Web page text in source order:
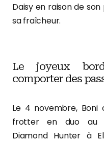
Daisy en raison de
sa fraîcheur.
Le joyeux
comporter des
Le 4 novembre,
frotter en duo au
Diamond Hunter à